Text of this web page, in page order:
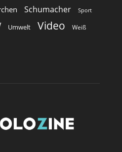
Schumacher Sport
Umwelt Video Weiß